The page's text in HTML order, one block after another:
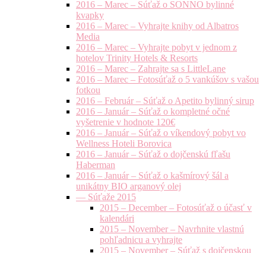
2016 – Marec – Súťaž o SONNO bylinné
kvapky
2016 – Marec – Vyhrajte knihy od Albatros
Media
2016 – Marec – Vyhrajte pobyt v jednom z
hotelov Trinity Hotels & Resorts
2016 – Marec – Zahrajte sa s LittleLane
2016 – Marec – Fotosúťaž o 5 vankúšov s vašou
fotkou
2016 – Február – Súťaž o Apetito bylinný sirup
2016 – Január – Súťaž o kompletné očné
vyšetrenie v hodnote 120€
2016 – Január – Súťaž o víkendový pobyt vo
Wellness Hoteli Borovica
2016 – Január – Súťaž o dojčenskú fľašu
Haberman
2016 – Január – Súťaž o kašmírový šál a
unikátny BIO arganový olej
— Súťaže 2015
2015 – December – Fotosúťaž o účasť v
kalendári
2015 – November – Navrhnite vlastnú
pohľadnicu a vyhrajte
2015 – November – Súťaž s dojčenskou